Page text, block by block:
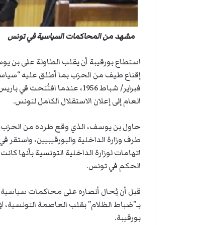
مشهد من المحاكمات السياسية في تونس
العام إلى إعلان الاستقلال الكامل لتونس.
حاول بن يوسف، الذي وقع طرده من الحزب،
اتهامات لوزارة الداخلية التونسية بأنها
الحكم في تونس.
قبل أن يُحال أنصاره على محاكمات
بـ”ضباط الظلام” بقلب العاصمة
بورقيبة.